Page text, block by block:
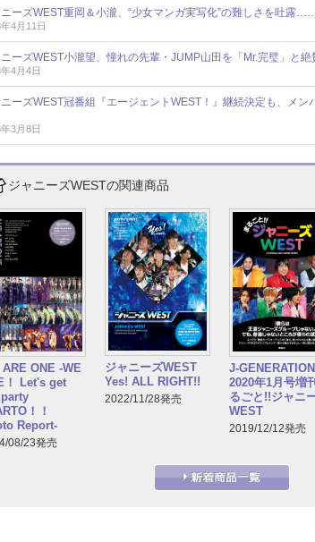
ーズWEST重岡＆小瀧、“少女マンガ実写化”の難しさを吐露
4月11日
ーズWEST小瀧望、憧れの先輩・JUMP山田を「Mr.完璧」と
4月4日
ーズWEST冠番組『エージェントWEST！』継続決定も、メン
3月8日
ジャニーズWESTの関連商品
ONE -WE
！ Let's get
！！
Report-
08/23発売
ジャニーズWEST
Yes! ALL RIGHT!!
2022/11/28発売
J-
2020年1月号増
るごと!!ジャニ
WEST
2019/12/12発売